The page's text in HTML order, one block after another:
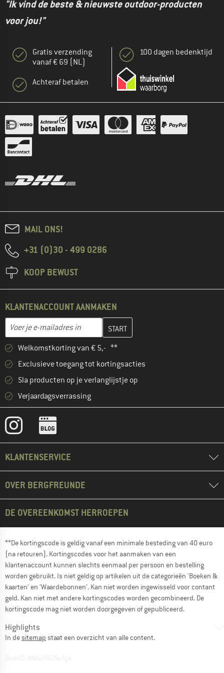
"Ik vind de beste & nieuwste outdoor-producten
voor jou!"
Gratis verzending
vanaf € 69 (NL)
Achteraf betalen
100 dagen bedenktijd
MAIL ONS!
+31 (0)30 - 499 0286
KOOP BEWUST
KLANTENACCOUNT AANMAKEN
E-mailadres
Vul je e-mailadres hier in en maak in de volgende stap je
Welkomstkorting van € 5,- **
Exclusieve toegang tot kortingsacties
Sla producten op je verlanglijstje op
Verjaardagsverrassing
KLANTENSERVICE
OVER BERGFREUNDE
DE OVEREENKOMST HERROEPEN
**De kortingscode is geldig vanaf een minimale besteding van 40 euro
(na retouren). Kortingscodes voor het aanmaken van een
klantenaccount kunnen slechts eenmaal per persoon en bestelling
worden gebruikt. Is niet geldig op artikelen uit de categorieën 'Boeken &
kaarten' en 'Waardebonnen'. Kan niet worden ingewisseld voor contant
geld. Kan niet met andere kortingscodes worden gecombineerd. De
kortingscode mag niet worden doorgegeven of gepubliceerd.
Highlights
In desitemap staat een overzicht van alle content.